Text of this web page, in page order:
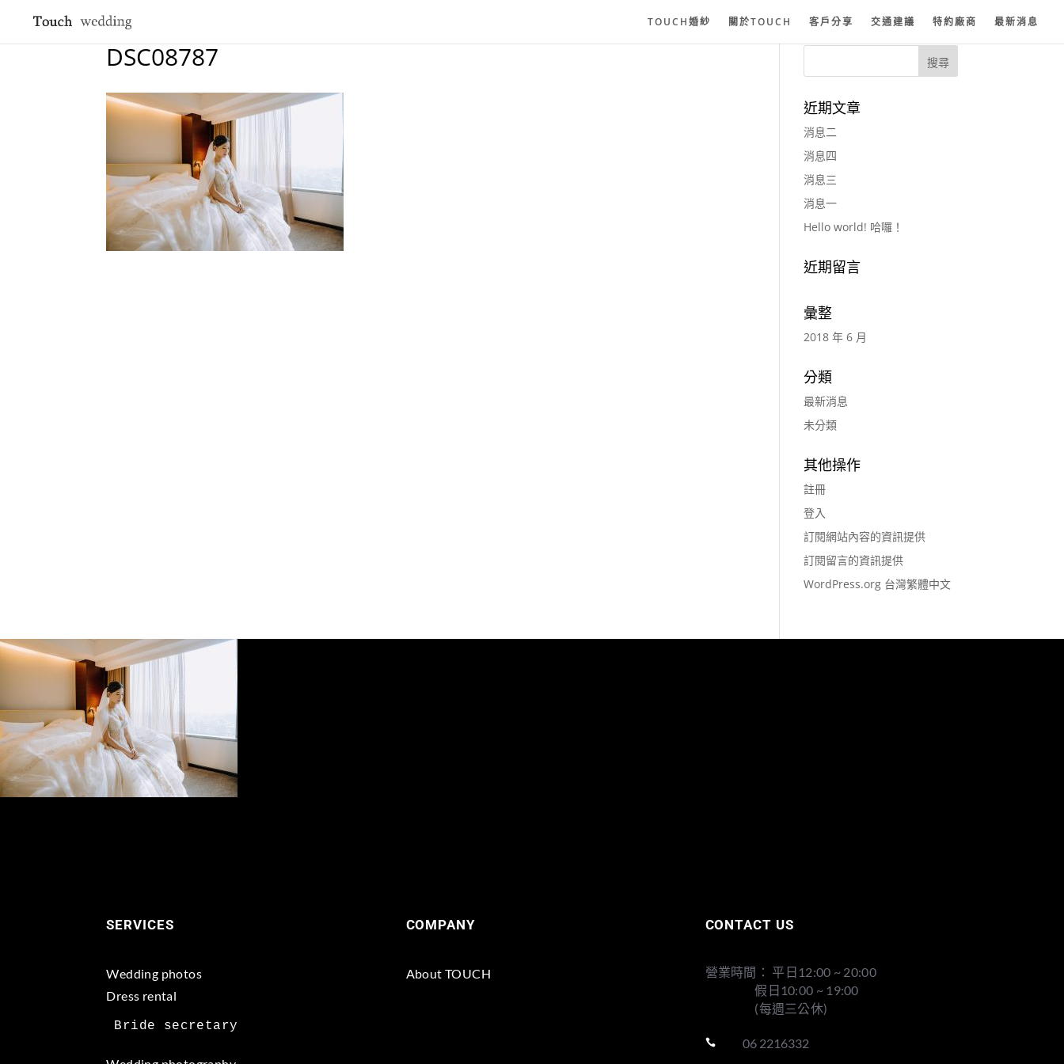
TOUCH婚紗 關於TOUCH 客戶分享 交通建議 特約廠商 最新消息
DSC08787
近期文章
消息二
消息四
消息三
消息一
Hello world! 哈囉！
近期留言
彙整
2018 年 6 月
分類
最新消息
未分類
其他操作
註冊
登入
訂閱網站內容的資訊提供
訂閱留言的資訊提供
WordPress.org 台灣繁體中文
SERVICES
Wedding photos
Dress rental
COMPANY
About TOUCH
CONTACT US
營業時間： 平日12:00 ~ 20:00
假日10:00 ~ 19:00
(每週三公休)
 06 2216332